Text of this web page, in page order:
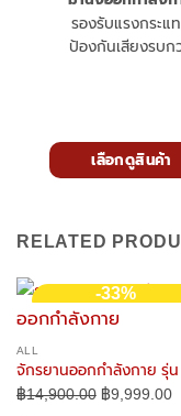
รองรับแรงกระแ
ป้องกันเสียงรบก
RELATED
-33%
จักรยานออกกำลังกาย รุ่